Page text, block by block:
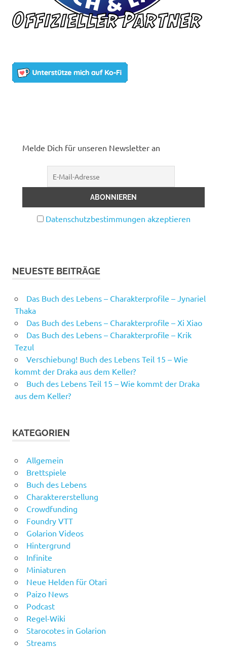
Melde Dich für unseren Newsletter an
Datenschutzbestimmungen akzeptieren
NEUESTE BEITRÄGE
Das Buch des Lebens – Charakterprofile – Jynariel
Thaka
Das Buch des Lebens – Charakterprofile – Xi Xiao
Das Buch des Lebens – Charakterprofile – Krik
Tezul
Verschiebung! Buch des Lebens Teil 15 – Wie
kommt der Draka aus dem Keller?
Buch des Lebens Teil 15 – Wie kommt der Draka
aus dem Keller?
KATEGORIEN
Allgemein
Brettspiele
Buch des Lebens
Charaktererstellung
Crowdfunding
Foundry VTT
Golarion Videos
Hintergrund
Infinite
Miniaturen
Neue Helden für Otari
Paizo News
Podcast
Regel-Wiki
Starocotes in Golarion
Streams